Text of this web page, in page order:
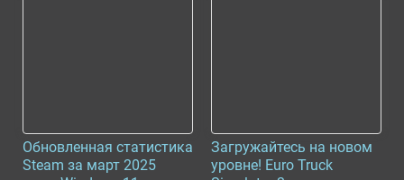
Обновленная статистика
Steam за март 2025
Загружайтесь на новом
уровне! Euro Truck